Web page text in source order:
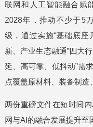
联网和人工智能融合赋
2028年，推动不少于5
级，通过实施“基础底
新、产业生态融通”四大
延、高可靠、低抖动”需
点覆盖原材料、装备制造
两份重磅文件在短时间
网与AI的融合发展提升至